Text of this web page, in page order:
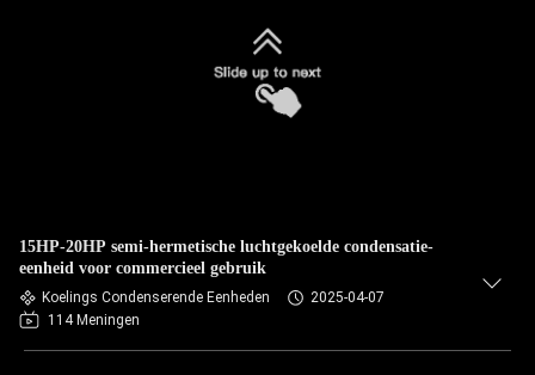
15HP-20HP semi-hermetische luchtgekoelde condensatie-
eenheid voor commercieel gebruik
Koelings Condenserende Eenheden
2025-04-07
114 Meningen